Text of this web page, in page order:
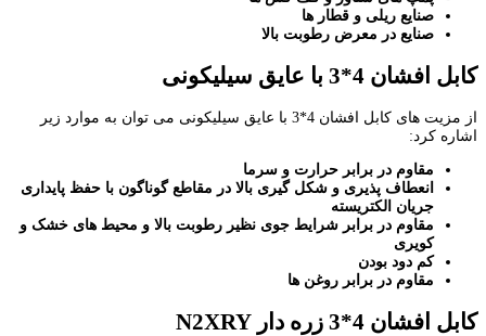
صنایع ریلی و قطار ها
صنایع در معرض رطوبت بالا
کابل افشان 4*3 با عایق سیلیکونی
از مزیت های کابل افشان 4*3 با عایق سیلیکونی می توان به موارد زیر
اشاره کرد:
مقاوم در برابر حرارت و سرما
انعطاف پذیری و شکل گیری بالا در مقاطع گوناگون با حفظ پایداری
جریان الکتریسته
مقاوم در برابر شرایط جوی نظیر رطوبت بالا و محیط های خشک و
کویری
کم دود بودن
مقاوم در برابر روغن ها
کابل افشان 4*3 زره دار N2XRY